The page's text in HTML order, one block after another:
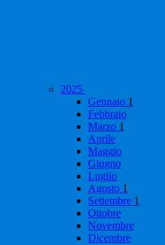
2025
Gennaio 1
Febbraio
Marzo 1
Aprile
Maggio
Giugno
Luglio
Agosto 1
Settembre 1
Ottobre
Novembre
Dicembre